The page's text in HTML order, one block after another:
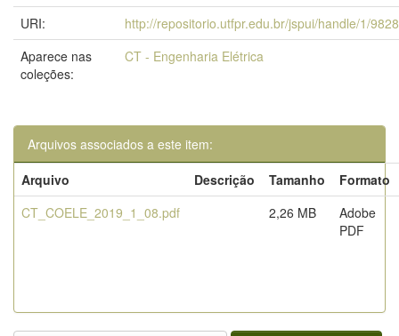
URI:
http://repositorio.utfpr.edu.br/jspui/handle/1/9828
Aparece nas
coleções:
CT - Engenharia Elétrica
Arquivos associados a este item:
Arquivo
Descrição Tamanho
Formato
CT_COELE_2019_1_08.pdf
2,26 MB
Adobe
PDF